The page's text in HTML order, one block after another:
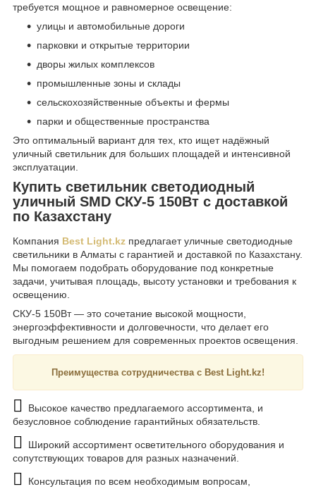
требуется мощное и равномерное освещение:
улицы и автомобильные дороги
парковки и открытые территории
дворы жилых комплексов
промышленные зоны и склады
сельскохозяйственные объекты и фермы
парки и общественные пространства
Это оптимальный вариант для тех, кто ищет надёжный
уличный светильник для больших площадей и интенсивной
эксплуатации.
Купить светильник светодиодный
уличный SMD СКУ-5 150Вт с доставкой
по Казахстану
Компания Best Light.kz предлагает уличные светодиодные
светильники в Алматы с гарантией и доставкой по Казахстану.
Мы помогаем подобрать оборудование под конкретные
задачи, учитывая площадь, высоту установки и требования к
освещению.
СКУ-5 150Вт — это сочетание высокой мощности,
энергоэффективности и долговечности, что делает его
выгодным решением для современных проектов освещения.
Преимущества сотрудничества с Best Light.kz!
Высокое качество предлагаемого ассортимента, и
безусловное соблюдение гарантийных обязательств.
Широкий ассортимент осветительного оборудования и
сопутствующих товаров для разных назначений.
Консультация по всем необходимым вопросам,